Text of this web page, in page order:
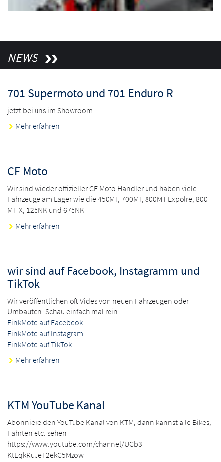
NEWS
701 Supermoto und 701 Enduro R
jetzt bei uns im Showroom
Mehr erfahren
CF Moto
Wir sind wieder offizieller CF Moto Händler und haben viele
Fahrzeuge am Lager wie die 450MT, 700MT, 800MT Expolre, 800
MT-X, 125NK und 675NK
Mehr erfahren
wir sind auf Facebook, Instagramm und
TikTok
Wir veröffentlichen oft Vides von neuen Fahrzeugen oder
Umbauten. Schau einfach mal rein
FinkMoto auf Facebook
FinkMoto auf Instagram
FinkMoto auf TikTok
Mehr erfahren
KTM YouTube Kanal
Abonniere den YouTube Kanal von KTM, dann kannst alle Bikes,
Fahrten etc. sehen
https://www.youtube.com/channel/UCb3-
KtEqkRuJeT2ekC5Mzow